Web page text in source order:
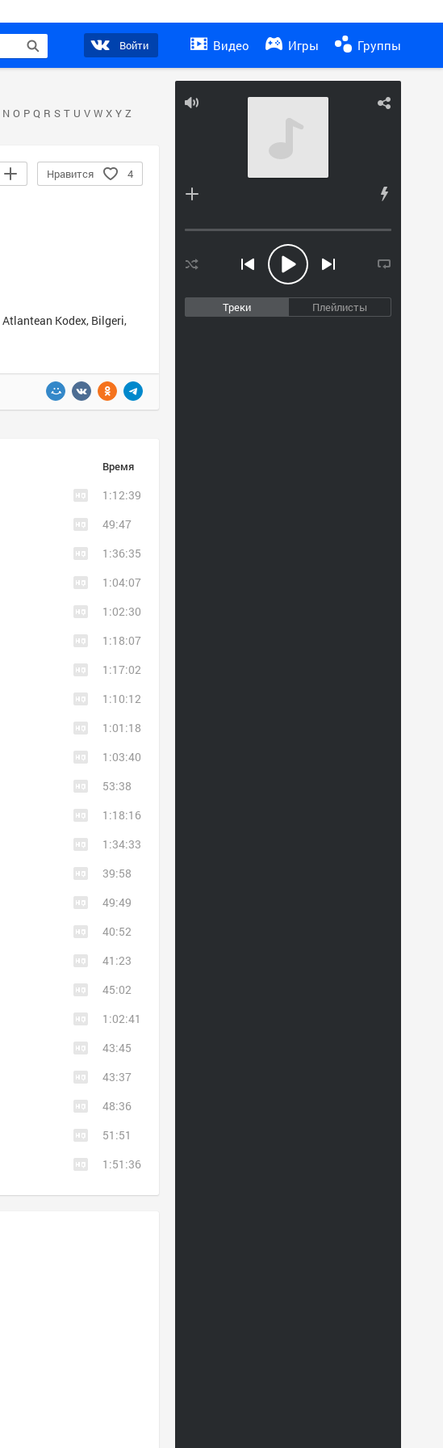
Войти Видео Игры Группы
Треки Плейлисты
N O P Q R S T U V W X Y Z
Нравится 4
Atlantean Kodex, Bilgeri,
Время
1:12:39
49:47
1:36:35
1:04:07
1:02:30
1:18:07
1:17:02
1:10:12
1:01:18
1:03:40
53:38
1:18:16
1:34:33
39:58
49:49
40:52
41:23
45:02
1:02:41
43:45
43:37
48:36
51:51
1:51:36